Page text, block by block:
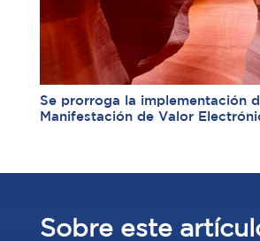
Se prorroga la implementación
Manifestación de Valor
Sobre este